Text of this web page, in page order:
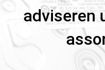
adviseren